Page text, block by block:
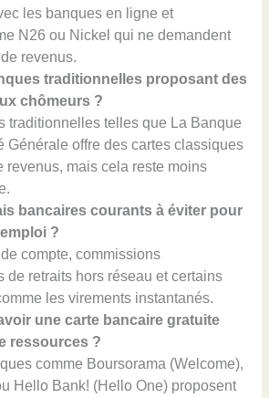
les banques en ligne et
N26 ou Nickel qui ne demandent
revenus.
traditionnelles proposant des
chômeurs ?
traditionnelles telles que La Banque
Générale offre des cartes classiques
revenus, mais cela reste moins
bancaires courants à éviter pour
?
compte, commissions
de retraits hors réseau et certains
les virements instantanés.
une carte bancaire gratuite
ressources ?
comme Boursorama (Welcome),
Hello Bank! (Hello One) proposent